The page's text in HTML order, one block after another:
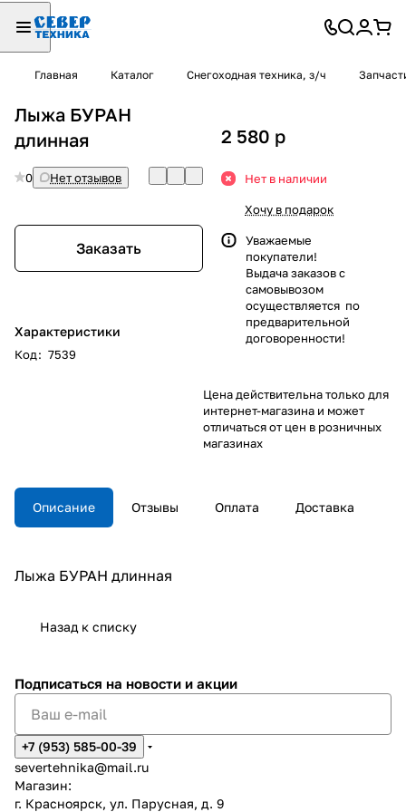
Главная Каталог Снегоходная техника, з/ч
Лыжа БУРАН
длинная
0 Нет отзывов
Заказать
Характеристики
Код: 7539
2 580 p
Нет в наличии
Хочу в подарок
Уважаемые
покупатели!
Выдача заказов с
самовывозом
осуществляется по
предварительной
договоренности!
Цена действительна только для
интернет-магазина и может
отличаться от цен в розничных
магазинах
Описание Отзывы Оплата Доставка
Лыжа БУРАН длинная
Назад к списку
Подписаться на новости и акции
+7 (953) 585-00-39
severtehnika@mail.ru
Магазин:
г. Красноярск, ул. Парусная, д. 9